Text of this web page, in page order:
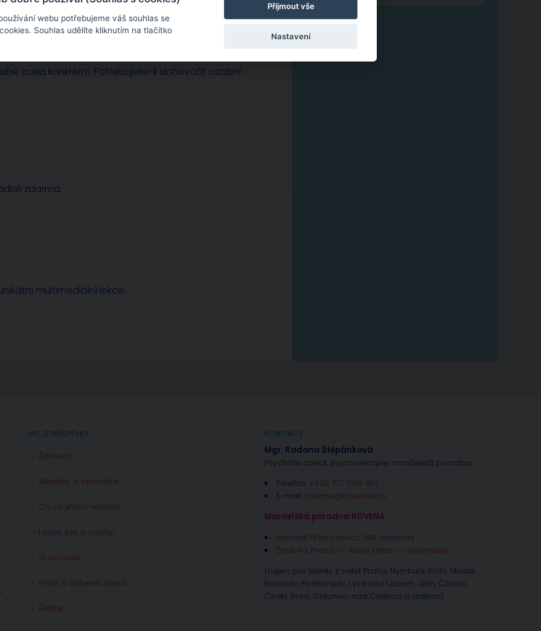
zcela konkrétní. Potřebujete-li dohovořit osobní
zdarma.
multimediální lekce.
MOJE PŘÍSPĚVKY
Žárlivost
Aktuality a semináře
Co se jinam nevešlo
Láska, sex a vztahy
O výchově
Péče o duševní zdraví
Řešíte
KONTAKTY
Mgr. Radana Štěpánková
Psychoterapeut, psychoterapie, manželská poradna
Telefon: +420 777 588 352
E-mail: radana@rovena.info
Manželská poradna ROVENA
Náměstí Přemyslovců 169, Nymburk
Žitná 49, Praha 1 – Nové Město — Vinohrady
(nejen pro klienty z měst Praha, Nymburk, Kolín, Mladá
Boleslav, Poděbrady, Lysá nad Labem, Jíčín, Čáslav,
Český Brod, Chlumec nad Cidlinou a dalších)
webu potřebujeme váš souhlas se
Souhlas udělíte kliknutím na tlačítko
Přijmout vše
Nastavení